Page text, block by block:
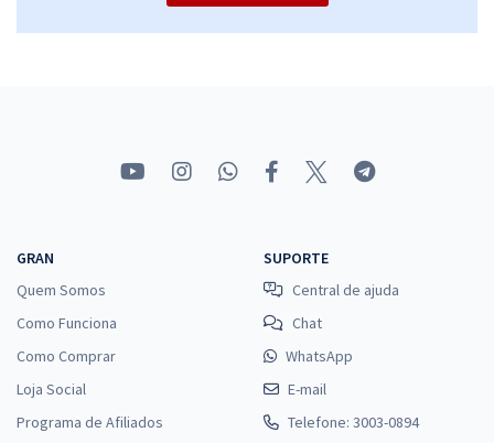
GRAN
Quem Somos
Como Funciona
Como Comprar
Loja Social
Programa de Afiliados
SUPORTE
Central de ajuda
Chat
WhatsApp
E-mail
Telefone: 3003-0894